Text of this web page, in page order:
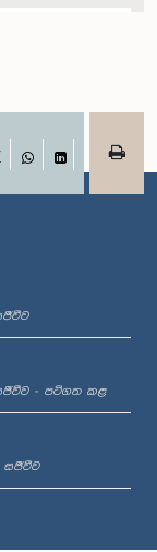
WhatsApp
LinkedIn
- පටිගත කළ
සජීවීව